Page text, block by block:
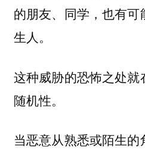
的朋友、同学，也有
生人。
这种威胁的恐怖之处
随机性。
当恶意从熟悉或陌生